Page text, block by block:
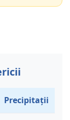
Precipitații